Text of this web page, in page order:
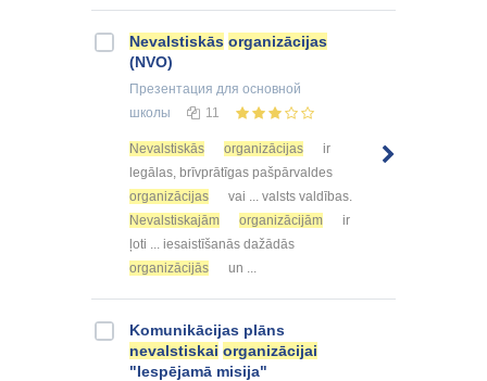
Nevalstiskās organizācijas
(NVO)
Презентация для основной
школы
11
Nevalstiskās organizācijas
ir
legālas, brīvprātīgas pašpārvaldes
organizācijas
vai ... valsts valdības.
Nevalstiskajām
organizācijām
ir
ļoti ... iesaistīšanās dažādās
organizācijās
un ...
Komunikācijas plāns
nevalstiskai organizācijai
"Iespējamā misija"